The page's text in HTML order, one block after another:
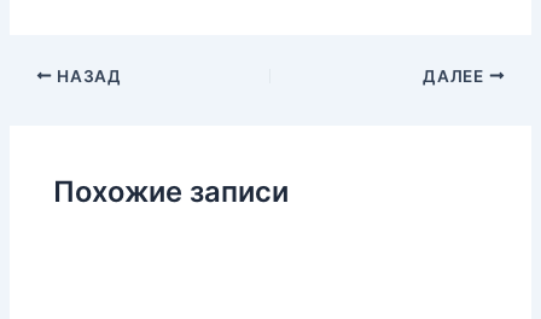
НАЗАД ДАЛЕЕ
Похожие записи